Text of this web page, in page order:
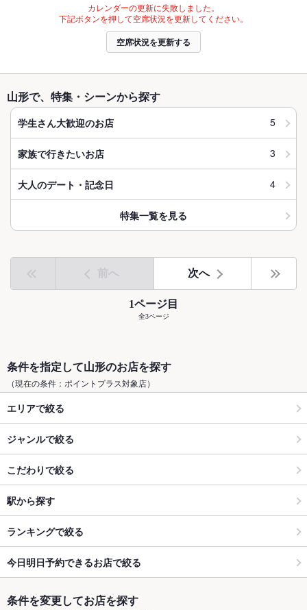
カレンダーの更新に失敗しました。
下記ボタンを押して空席状況を更新してください。
空席状況を更新する
山形で、特集・シーンから探す
学生さん大歓迎のお店 5
家族で行きたいお店 3
大人のデート・記念日 4
特集一覧を見る
前へ 次へ
1ページ目
全3ページ
条件を指定して山形のお店を探す
（現在の条件：ポイントプラス対象店）
エリアで絞る
ジャンルで絞る
こだわりで絞る
駅から探す
ランキングで絞る
今日明日予約できるお店で絞る
条件を変更してお店を探す